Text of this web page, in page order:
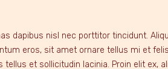
dapibus nisl nec porttitor tincidunt.
eros, sit amet ornare tellus mi et
et sollicitudin lacinia. Proin elit ex,